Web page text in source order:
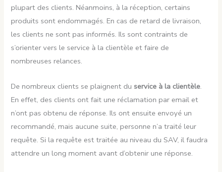
plupart des clients. Néanmoins, à la réception, certains
produits sont endommagés. En cas de retard de livraison,
les clients ne sont pas informés. Ils sont contraints de
s’orienter vers le service à la clientèle et faire de
nombreuses relances.
De nombreux clients se plaignent duservice à la clientèle.
En effet, des clients ont fait une réclamation par email et
n’ont pas obtenu de réponse. Ils ont ensuite envoyé un
recommandé, mais aucune suite, personne n’a traité leur
requête. Si la requête est traitée au niveau du SAV, il faudra
attendre un long moment avant d’obtenir une réponse.